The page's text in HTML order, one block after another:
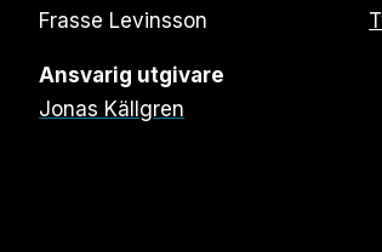
Frasse Levinsson
Ansvarig utgivare
Jonas Källgren